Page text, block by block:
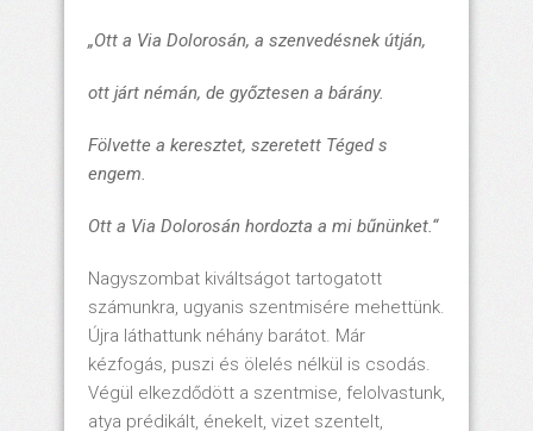
„Ott a Via Dolorosán, a szenvedésnek útján,
ott járt némán, de győztesen a bárány.
Fölvette a keresztet, szeretett Téged s
engem.
Ott a Via Dolorosán hordozta a mi bűnünket.“
Nagyszombat kiváltságot tartogatott
számunkra, ugyanis szentmisére mehettünk.
Újra láthattunk néhány barátot. Már
kézfogás, puszi és ölelés nélkül is csodás.
Végül elkezdődött a szentmise, felolvastunk,
atya prédikált, énekelt, vizet szentelt,